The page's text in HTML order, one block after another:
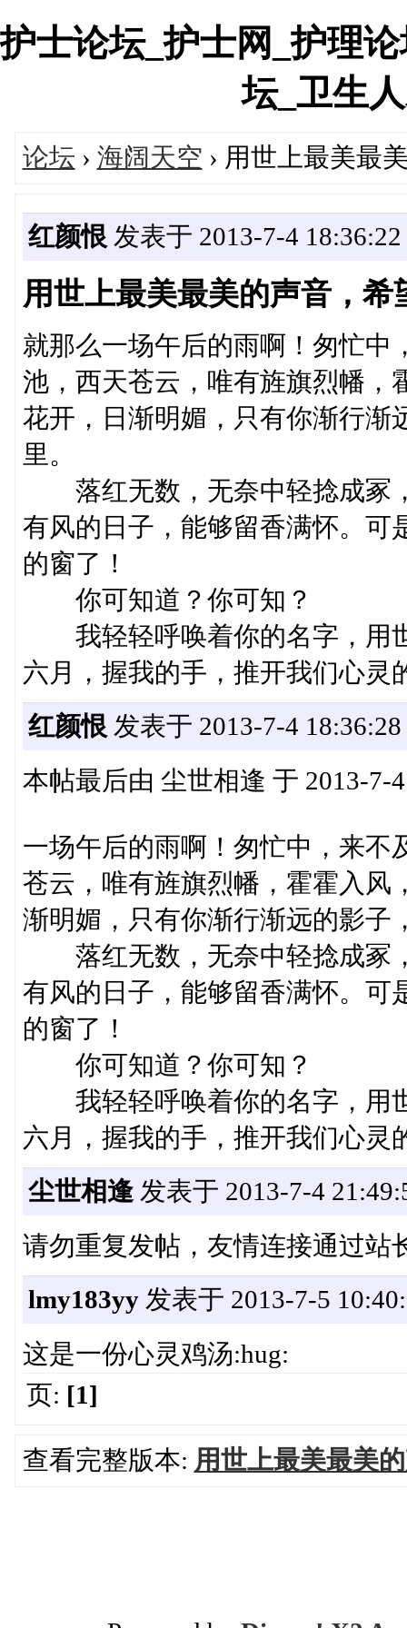
护士论坛_护士网_护理
坛_卫生
论坛 › 海阔天空 › 用世上最美最
红颜恨 发表于 2013-7-4 18:36:22
用世上最美最美的声音，
就那么一场午后的雨啊！匆忙中
池，西天苍云，唯有旌旗烈幡，
花开，日渐明媚，只有你渐行渐
里。
落红无数，无奈中轻捻成冢
有风的日子，能够留香满怀。可
的窗了！
你可知道？你可知？
我轻轻呼唤着你的名字，用
六月，握我的手，推开我们心灵
红颜恨 发表于 2013-7-4 18:36:28
本帖最后由 尘世相逢 于 2013-7-
一场午后的雨啊！匆忙中，来不
苍云，唯有旌旗烈幡，霍霍入风
渐明媚，只有你渐行渐远的影子
落红无数，无奈中轻捻成冢
有风的日子，能够留香满怀。可
的窗了！
你可知道？你可知？
我轻轻呼唤着你的名字，用
六月，握我的手，推开我们心灵
尘世相逢发表于 2013-7-4
请勿重复发帖，友情连接通过站
lmy183yy发表于 2013-7-5
这是一份心灵鸡汤:hug:
页: [1]
查看完整版本: 用世上最美最美